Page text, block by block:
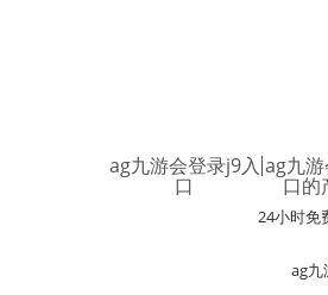
ag九游会登录j9入
口
ag九
口的
24小时免
ag九